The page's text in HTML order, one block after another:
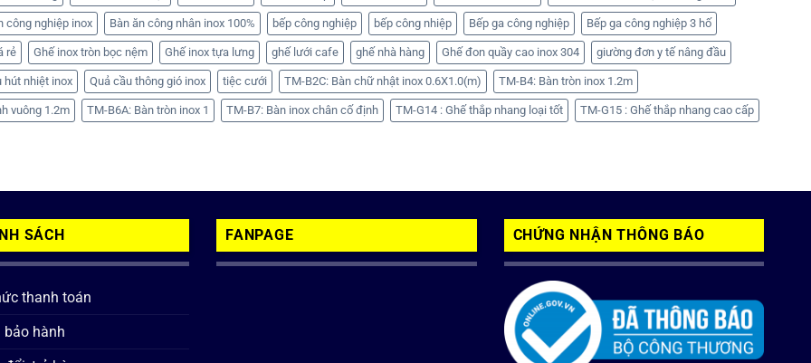
công nghiệp inox Bàn ăn công nhân inox 100% bếp công nghiệp bếp công nhiệp Bếp ga công nghiệp Bếp ga công nghiệp 3 hố
rẻ Ghế inox tròn bọc nệm Ghế inox tựa lưng ghế lưới cafe ghế nhà hàng Ghế đon quầy cao inox 304 giường đơn y tế nâng đầu
hút nhiệt inox Quả cầu thông gió inox tiệc cưới TM-B2C: Bàn chữ nhật inox 0.6X1.0(m) TM-B4: Bàn tròn inox 1.2m
vuông 1.2m TM-B6A: Bàn tròn inox 1 TM-B7: Bàn inox chân cố định TM-G14 : Ghế thắp nhang loại tốt TM-G15 : Ghế thắp nhang cao cấp
SÁCH
thanh toán
bảo hành
FANPAGE CHỨNG NHẬN THÔNG BÁO